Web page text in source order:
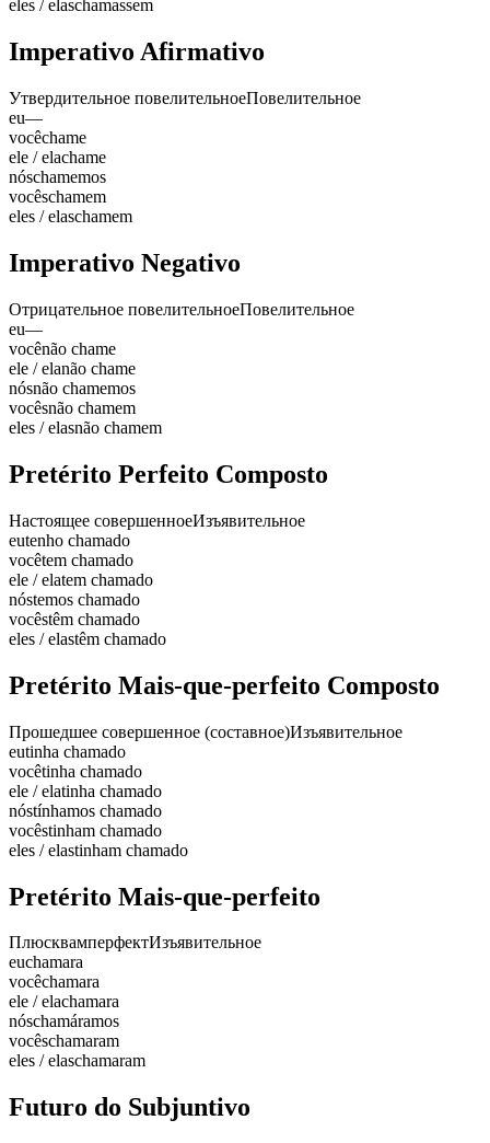
eles / elaschamassem
Imperativo Afirmativo
Утвердительное повелительноеПовелительное
eu—
vocêchame
ele / elachame
nóschamemos
vocêschamem
eles / elaschamem
Imperativo Negativo
Отрицательное повелительноеПовелительное
eu—
vocênão chame
ele / elanão chame
nósnão chamemos
vocêsnão chamem
eles / elasnão chamem
Pretérito Perfeito Composto
Настоящее совершенноеИзъявительное
eutenho chamado
vocêtem chamado
ele / elatem chamado
nóstemos chamado
vocêstêm chamado
eles / elastêm chamado
Pretérito Mais-que-perfeito Composto
Прошедшее совершенное (составное)Изъявительное
eutinha chamado
vocêtinha chamado
ele / elatinha chamado
nóstínhamos chamado
vocêstinham chamado
eles / elastinham chamado
Pretérito Mais-que-perfeito
ПлюсквамперфектИзъявительное
euchamara
vocêchamara
ele / elachamara
nóschamáramos
vocêschamaram
eles / elaschamaram
Futuro do Subjuntivo